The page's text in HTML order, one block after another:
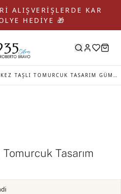
ALIŞVERİŞLERDE KAR
HEDİYE 🎁
GALLICA MERKEZ TAŞLI TOMURCUK TASARIM GÜMÜŞ KOLYE
Tasarım